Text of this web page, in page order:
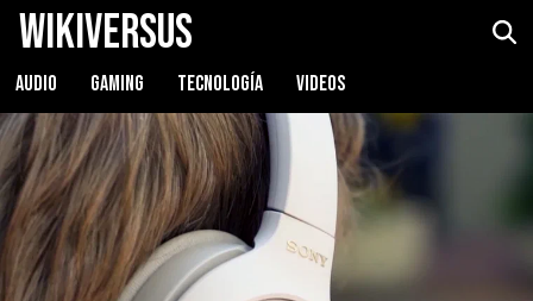
WikiVersus
AUDIO GAMING TECNOLOGÍA VIDEOS